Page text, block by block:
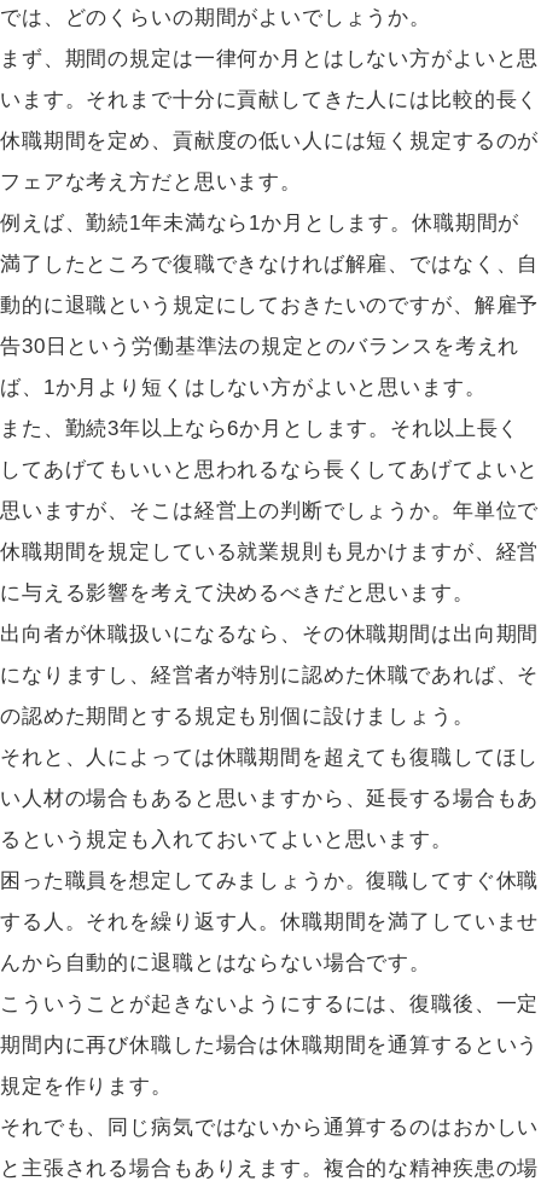
では、どのくらいの期間がよいでしょうか。
まず、期間の規定は一律何か月とはしない方がよいと思
います。それまで十分に貢献してきた人には比較的長く
休職期間を定め、貢献度の低い人には短く規定するのが
フェアな考え方だと思います。
例えば、勤続1年未満なら1か月とします。休職期間が
満了したところで復職できなければ解雇、ではなく、自
動的に退職という規定にしておきたいのですが、解雇予
告30日という労働基準法の規定とのバランスを考えれ
ば、1か月より短くはしない方がよいと思います。
また、勤続3年以上なら6か月とします。それ以上長く
してあげてもいいと思われるなら長くしてあげてよいと
思いますが、そこは経営上の判断でしょうか。年単位で
休職期間を規定している就業規則も見かけますが、経営
に与える影響を考えて決めるべきだと思います。
出向者が休職扱いになるなら、その休職期間は出向期間
になりますし、経営者が特別に認めた休職であれば、そ
の認めた期間とする規定も別個に設けましょう。
それと、人によっては休職期間を超えても復職してほし
い人材の場合もあると思いますから、延長する場合もあ
るという規定も入れておいてよいと思います。
困った職員を想定してみましょうか。復職してすぐ休職
する人。それを繰り返す人。休職期間を満了していませ
んから自動的に退職とはならない場合です。
こういうことが起きないようにするには、復職後、一定
期間内に再び休職した場合は休職期間を通算するという
規定を作ります。
それでも、同じ病気ではないから通算するのはおかしい
と主張される場合もありえます。複合的な精神疾患の場